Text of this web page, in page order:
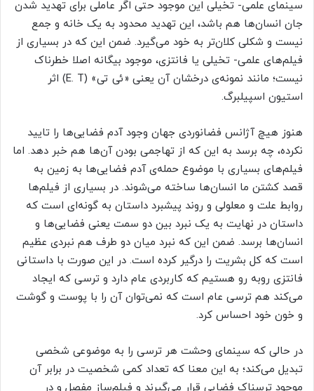
سینمای علمی- تخیلی این موجود حتی اگر عاملی برای تهدید شدن
جان انسان‌ها هم باشد، این تهدید محدود به یک خانه و جمع
نیست و شکلی کلان‌تر به خود می‌گیرد. ضمن این که در بسیاری از
فیلم‌های علمی- تخیلی یا فانتزی، موجود بیگانه اصلا خطرناک
نیست؛ مانند نمونه‌‌ی درخشان آن یعنی «ئی تی» (E. T) اثر
استیون اسپیلبرگ.
هنوز هیچ آژانس فضانوردی جهان وجود آدم فضایی‌ها را تایید
نکرده، چه برسد به این که از تهاجمی بودن آ‌ن‌ها هم خبر دهد. اما
فیلم‌های بسیاری با موضوع حمله‌ی آدم فضایی‌ها به زمین به
قصد کشتن ما انسان‌ها ساخته می‌شوند. در بسیاری از فیلم‌ها
روابط علت و معلولی و روند پیشبرد داستان به گونه‌ای است که
داستان در نهایت به یک نبرد بین دو سمت یعنی فضایی‌ها و
انسان‌ها برسد. ضمن این که نبرد میان دو طرف هم نبردی عظیم
است که کل بشریت را درگیر کرده است. در این صورت با داستانی
فانتزی روبه رو هستیم که کاربردی عام دارد و ترسی که ایجاد
می‌کند هم ترسی عام است که نمی‌توان آن را با پوست و گوشت
و خون خود احساس کرد.
در حالی که سینمای وحشت هر ترسی را به موضوعی شخصی
تبدیل می‌کند؛ به این معنا که تعداد کمی شخصیت در برابر آن
موجود ترسناک فضایی قرار می‌گیرند و فیلم‌ساز مفصل و در